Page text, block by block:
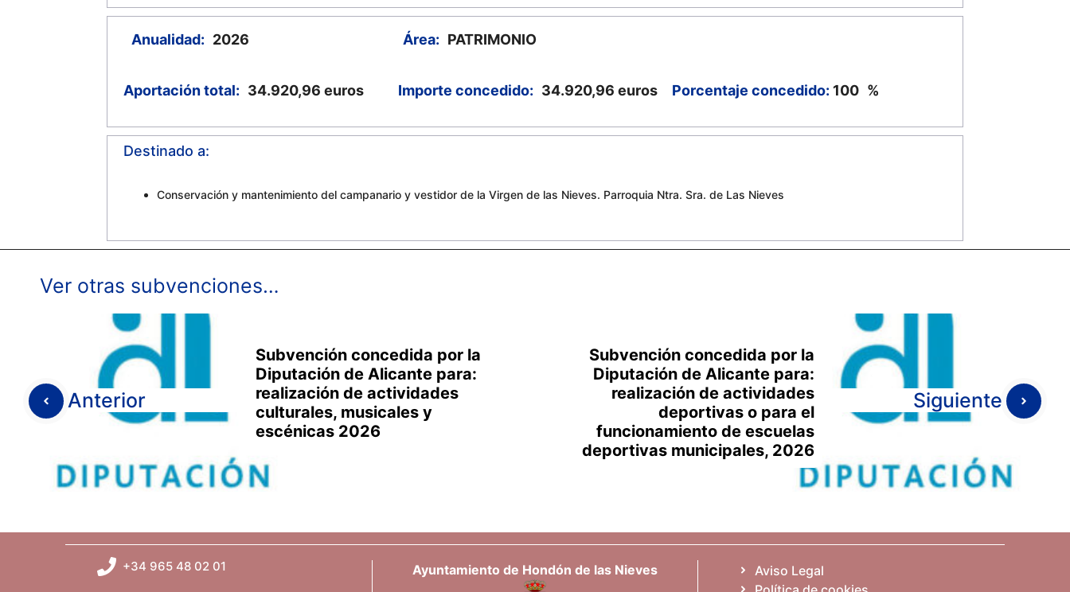
Anualidad: 2026 Área: PATRIMONIO
Aportación total: 34.920,96 euros Importe concedido: 34.920,96 euros Porcentaje concedido: 100 %
Destinado a:
Conservación y mantenimiento del campanario y vestidor de la Virgen de las Nieves. Parroquia Ntra. Sra. de Las Nieves
Ver otras subvenciones…
Anterior
Subvención concedida por la
Diputación de Alicante para:
realización de actividades
culturales, musicales y
escénicas 2026
Subvención concedida por la
Diputación de Alicante para:
realización de actividades
deportivas o para el
funcionamiento de escuelas
deportivas municipales, 2026
Siguiente
+34 965 48 02 01 Ayuntamiento de Hondón de las Nieves
Aviso Legal